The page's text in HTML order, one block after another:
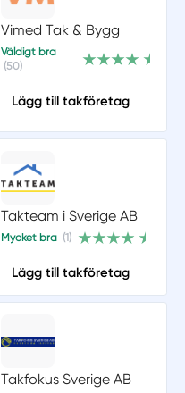
Vimed Tak & Bygg
Väldigt bra
(50)
Lägg till takföretag
Takteam i Sverige AB
Mycket bra (1)
Lägg till takföretag
Takfokus Sverige AB